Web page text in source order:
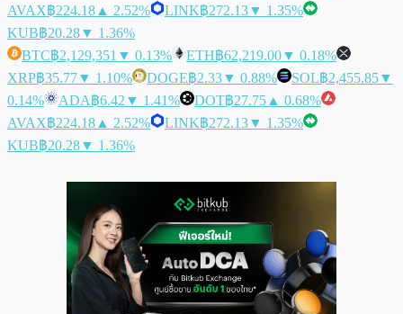
AVAX฿224.18 ▲ 2.52% LINK฿272.13▼ 1.35%
KUB฿20.28▼ 1.36%
BTC฿2,129,351 ▼ 0.13% ETH฿62,219.00▼ 0.18%
XRP฿35.77▼ 1.10% DOGE฿2.33▼ 0.88% SOL฿2,455.85▼
0.14%
ADA฿6.42 ▼ 1.41% DOT฿27.75 ▲ 0.68%
AVAX฿224.18 ▲ 2.52% LINK฿272.13▼ 1.35%
KUB฿20.28▼ 1.36%